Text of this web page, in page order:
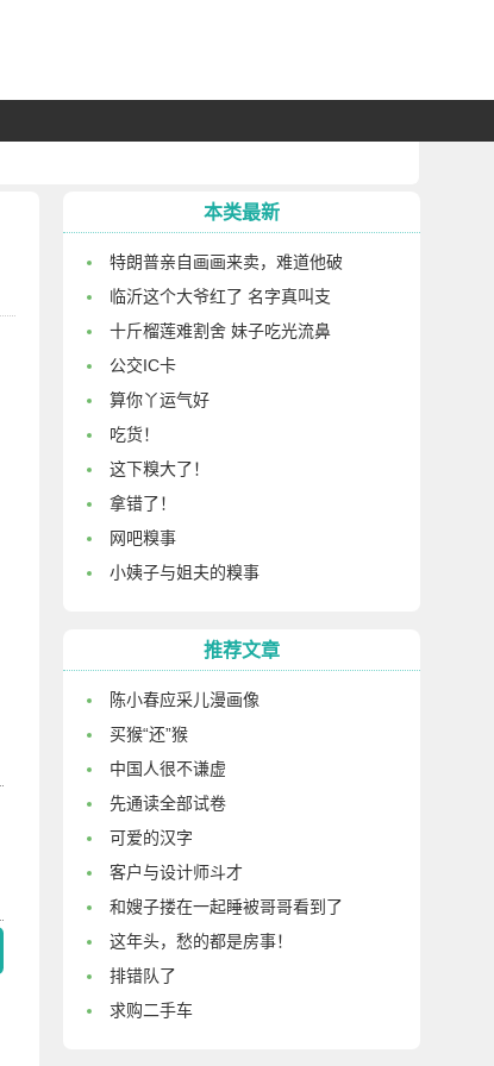
本类最新
特朗普亲自画画来卖，难道他破
临沂这个大爷红了 名字真叫支
十斤榴莲难割舍 妹子吃光流鼻
公交IC卡
算你丫运气好
吃货！
这下糗大了！
拿错了！
网吧糗事
小姨子与姐夫的糗事
推荐文章
陈小春应采儿漫画像
买猴“还”猴
中国人很不谦虚
先通读全部试卷
可爱的汉字
客户与设计师斗才
和嫂子搂在一起睡被哥哥看到了
这年头，愁的都是房事！
排错队了
求购二手车